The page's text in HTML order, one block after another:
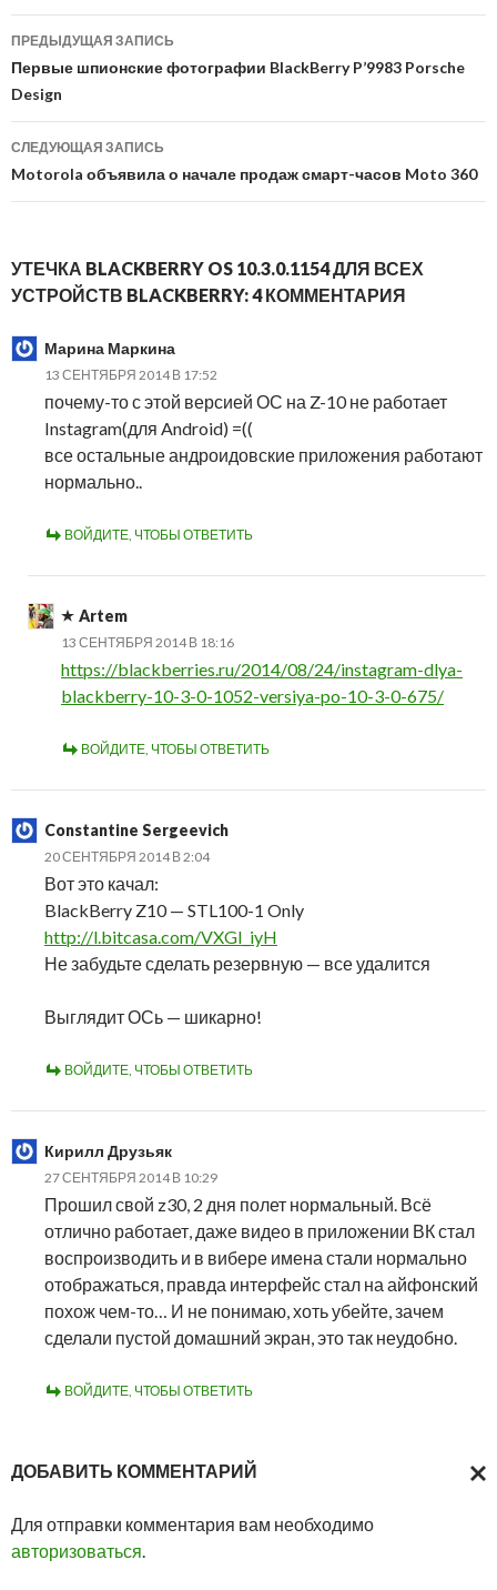
Навигация
по
записям
ПРЕДЫДУЩАЯ ЗАПИСЬ
Первые шпионские фотографии BlackBerry P’9983 Porsche
Design
СЛЕДУЮЩАЯ ЗАПИСЬ
Motorola объявила о начале продаж смарт-часов Moto 360
УТЕЧКА BLACKBERRY OS 10.3.0.1154 ДЛЯ ВСЕХ
УСТРОЙСТВ BLACKBERRY: 4 КОММЕНТАРИЯ
Марина Маркина
13 СЕНТЯБРЯ 2014 В 17:52
почему-то с этой версией ОС на Z-10 не работает
Instagram(для Android) =((
все остальные андроидовские приложения работают
нормально..
ВОЙДИТЕ, ЧТОБЫ ОТВЕТИТЬ
Artem
13 СЕНТЯБРЯ 2014 В 18:16
https://blackberries.ru/2014/08/24/instagram-dlya-
blackberry-10-3-0-1052-versiya-po-10-3-0-675/
ВОЙДИТЕ, ЧТОБЫ ОТВЕТИТЬ
Constantine Sergeevich
20 СЕНТЯБРЯ 2014 В 2:04
Вот это качал:
BlackBerry Z10 — STL100-1 Only
http://l.bitcasa.com/VXGI_iyH
Не забудьте сделать резервную — все удалится
Выглядит ОСь — шикарно!
ВОЙДИТЕ, ЧТОБЫ ОТВЕТИТЬ
Кирилл Друзьяк
27 СЕНТЯБРЯ 2014 В 10:29
Прошил свой z30, 2 дня полет нормальный. Всё
отлично работает, даже видео в приложении ВК стал
воспроизводить и в вибере имена стали нормально
отображаться, правда интерфейс стал на айфонский
похож чем-то… И не понимаю, хоть убейте, зачем
сделали пустой домашний экран, это так неудобно.
ВОЙДИТЕ, ЧТОБЫ ОТВЕТИТЬ
ДОБАВИТЬ КОММЕНТАРИЙ
Для отправки комментария вам необходимо
авторизоваться.